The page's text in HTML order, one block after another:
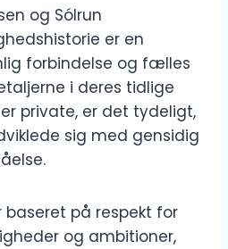
og Sólrun
er en
forbindelse og fælles
i deres tidlige
private, er det tydeligt,
sig med gensidig
på respekt for
og ambitioner,